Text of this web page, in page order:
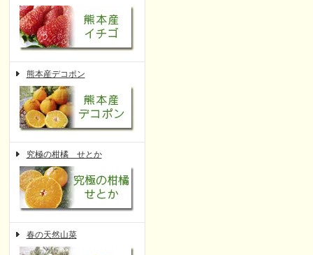
熊本産デコポン
究極の柑橘 せとか
春の天然山菜